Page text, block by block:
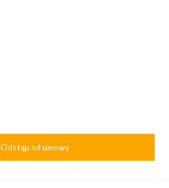
Odstąp od umowy